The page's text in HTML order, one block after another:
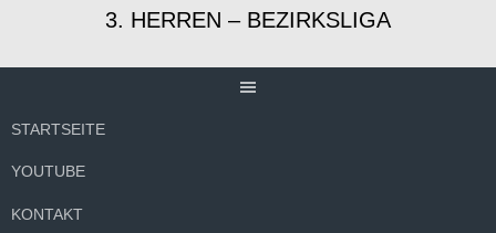
3. HERREN – BEZIRKSLIGA
STARTSEITE
YOUTUBE
KONTAKT